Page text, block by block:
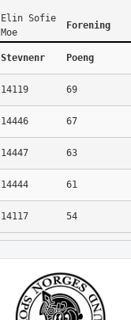
Elin Sofie
Moe
Forening
Stevnenr Poeng
14119 69
14446 67
14447 63
14444 61
14117 54